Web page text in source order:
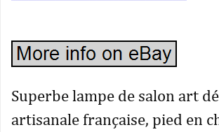
Superbe lampe de salon art
artisanale française, pied en